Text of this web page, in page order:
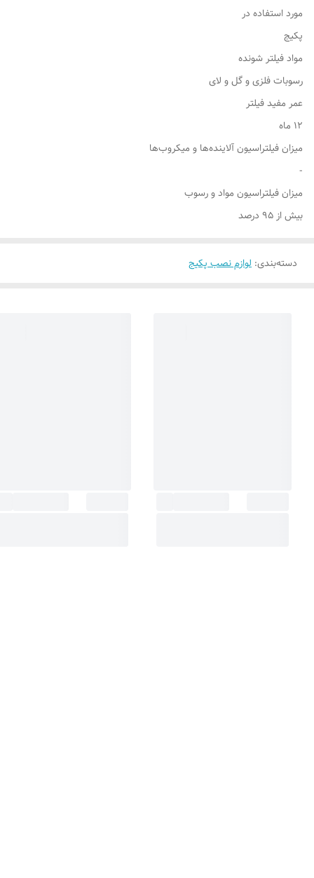
مورد استفاده در
پکیج
مواد فیلتر شونده
رسوبات فلزی و گل و لای
عمر مفید فیلتر
۱۲ ماه
میزان فیلتراسیون آلاینده‌ها و میکروب‌ها
-
میزان فیلتراسیون مواد و رسوب
بیش از ۹۵ درصد
دسته‌بندی: لوازم نصب پکیج